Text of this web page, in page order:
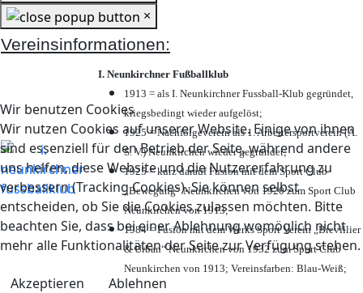
Wir benutzen Cookies
Wir nutzen Cookies auf unserer Website. Einige von ihnen
sind essenziell für den Betrieb der Seite, während andere
uns helfen, diese Website und die Nutzererfahrung zu
verbessern (Tracking Cookies). Sie können selbst
entscheiden, ob Sie die Cookies zulassen möchten. Bitte
beachten Sie, dass bei einer Ablehnung womöglich nicht
mehr alle Funktionalitäten der Seite zur Verfügung stehen.
Akzeptieren
Ablehnen
×
Vereinsinformationen:
I. Neunkirchner Fußballklub
1913 = als I. Neunkirchner Fussball-Klub gegründet,
kriegsbedingt wieder aufgelöst;
1925 = Nachfolgeverein als 1. Arbeitersportverein (A.
S. V.) Neunkirchen wieder gegründet;
1925 = kurz darauf Fusion mit dem Sport Club
„Bewegung“ Neunkirchen von 1920 zum Sport Club
Neunkirchen von 1913;
1984 = Fusion mit dem Werks Sport Verein „Brevillier
& Urban“ Neunkirchen von 1932 zum Sport Club
Neunkirchen von 1913; Vereinsfarben: Blau-Weiß;